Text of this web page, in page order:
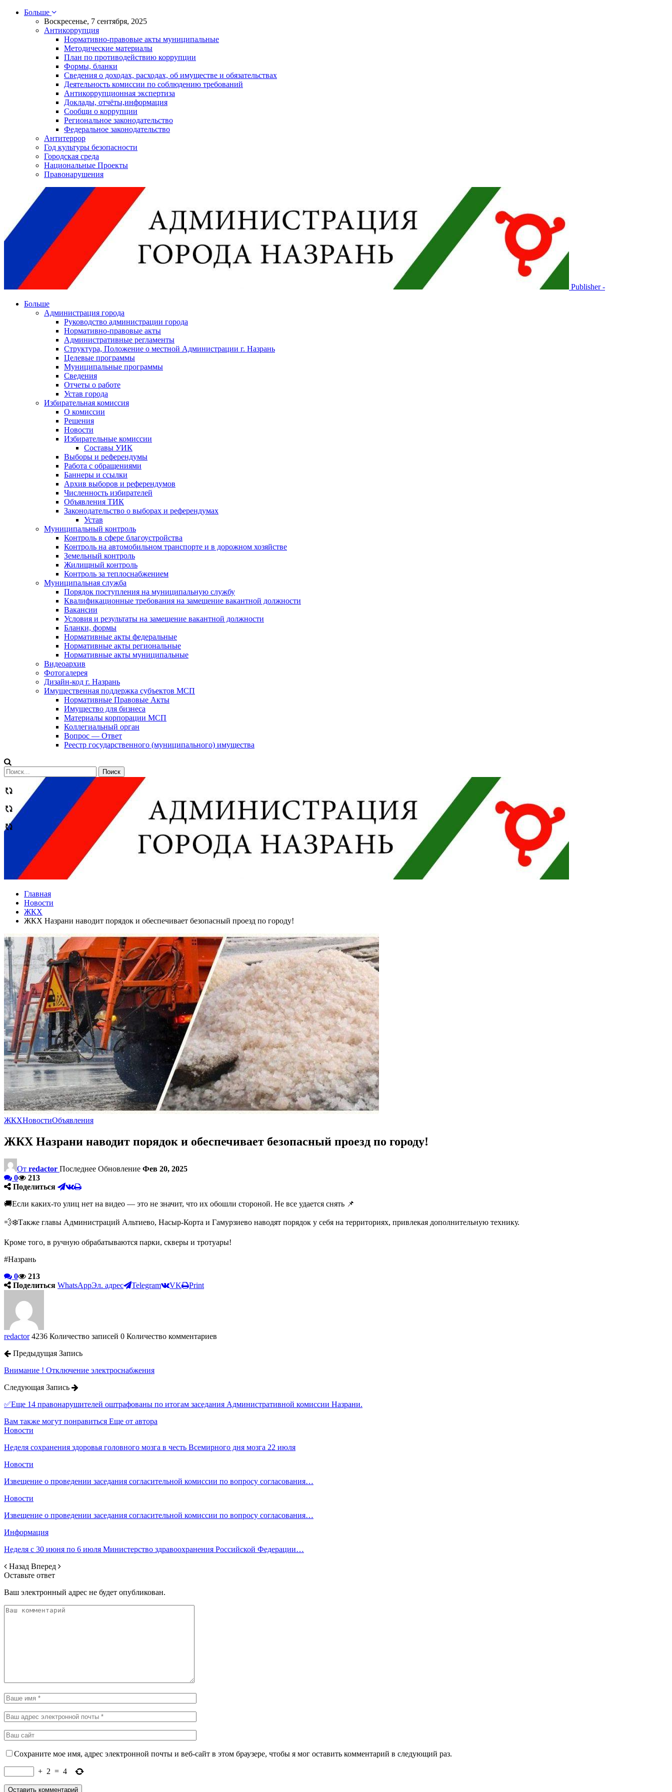
Больше
Воскресенье, 7 сентября, 2025
Антикоррупция
Нормативно-правовые акты муниципальные
Методические материалы
План по противодействию коррупции
Формы, бланки
Сведения о доходах, расходах, об имуществе и обязательствах
Деятельность комиссии по соблюдению требований
Антикоррупционная экспертиза
Доклады, отчёты,информация
Сообщи о коррупции
Региональное законодательство
Федеральное законодательство
Антитеррор
Год культуры безопасности
Городская среда
Национальные Проекты
Правонарушения
Publisher -
Больше
Администрация города
Руководство администрации города
Нормативно-правовые акты
Административные регламенты
Структура, Положение о местной Администрации г. Назрань
Целевые программы
Муниципальные программы
Сведения
Отчеты о работе
Устав города
Избирательная комиссия
О комиссии
Решения
Новости
Избирательные комиссии
Составы УИК
Выборы и референдумы
Работа с обращениями
Баннеры и ссылки
Архив выборов и референдумов
Численность избирателей
Объявления ТИК
Законодательство о выборах и референдумах
Устав
Муниципальный контроль
Контроль в сфере благоустройства
Контроль на автомобильном транспорте и в дорожном хозяйстве
Земельный контроль
Жилищный контроль
Контроль за теплоснабжением
Муниципальная служба
Порядок поступления на муниципальную службу
Квалификационные требования на замещение вакантной должности
Вакансии
Условия и результаты на замещение вакантной должности
Бланки, формы
Нормативные акты федеральные
Нормативные акты региональные
Нормативные акты муниципальные
Видеоархив
Фотогалерея
Дизайн-код г. Назрань
Имущественная поддержка субъектов МСП
Нормативные Правовые Акты
Имущество для бизнеса
Материалы корпорации МСП
Коллегиальный орган
Вопрос — Ответ
Реестр государственного (муниципального) имущества
Сообщений
категории
Теги
Главная
Новости
ЖКХ
ЖКХ Назрани наводит порядок и обеспечивает безопасный проезд по городу!
ЖКХНовостиОбъявления
ЖКХ Назрани наводит порядок и обеспечивает безопасный проезд по городу!
От redactor Последнее Обновление Фев 20, 2025
0
213
Поделиться
🚚Если каких-то улиц нет на видео — это не значит, что их обошли стороной. Не все удается снять 📌
💨❄️Также главы Администраций Альтиево, Насыр-Корта и Гамурзиево наводят порядок у себя на территориях, привлекая дополнительную технику.
Кроме того, в ручную обрабатываются парки, скверы и тротуары!
#Назрань
0
213
Поделиться WhatsAppЭл. адрес Telegram VK Print
redactor 4236 Количество записей 0 Количество комментариев
Предыдущая Запись
Внимание ! Отключение электроснабжения
Следующая Запись
✅Еще 14 правонарушителей оштрафованы по итогам заседания Административной комиссии Назрани.
Вам также могут понравиться Еще от автора
Новости
Неделя сохранения здоровья головного мозга в честь Всемирного дня мозга 22 июля
Новости
Извещение о проведении заседания согласительной комиссии по вопросу согласования…
Новости
Извещение о проведении заседания согласительной комиссии по вопросу согласования…
Информация
Неделя с 30 июня по 6 июля Министерство здравоохранения Российской Федерации…
Назад Вперед
Оставьте ответ
Ваш электронный адрес не будет опубликован.
Сохраните мое имя, адрес электронной почты и веб-сайт в этом браузере, чтобы я мог оставить комментарий в следующий раз.
+ 2 = 4